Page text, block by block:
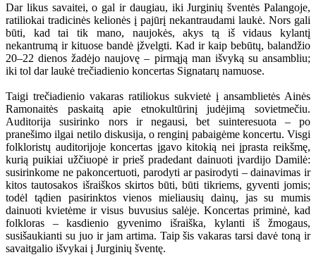
Dar likus savaitei, o gal ir daugiau, iki Jurginių šventės Palangoje,
ratiliokai tradicinės kelionės į pajūrį nekantraudami laukė. Nors gali
būti, kad tai tik mano, naujokės, akys tą iš vidaus kylantį
nekantrumą ir kituose bandė įžvelgti. Kad ir kaip bebūtų, balandžio
20–22 dienos žadėjo naujovę – pirmąją man išvyką su ansambliu;
iki tol dar laukė trečiadienio koncertas Signatarų namuose.
Taigi trečiadienio vakaras ratiliokus sukvietė į ansamblietės Ainės
Ramonaitės paskaitą apie etnokultūrinį judėjimą sovietmečiu.
Auditorija susirinko nors ir negausi, bet suinteresuota – po
pranešimo ilgai netilo diskusija, o renginį pabaigėme koncertu. Visgi
folkloristų auditorijoje koncertas įgavo kitokią nei įprasta reikšmę,
kurią puikiai užčiuopė ir prieš pradedant dainuoti įvardijo Damilė:
susirinkome ne pakoncertuoti, parodyti ar pasirodyti – dainavimas ir
kitos tautosakos išraiškos skirtos būti, būti tikriems, gyventi jomis;
todėl tądien pasirinktos vienos mieliausių dainų, jas su mumis
dainuoti kvietėme ir visus buvusius salėje. Koncertas priminė, kad
folkloras – kasdienio gyvenimo išraiška, kylanti iš žmogaus,
susišaukianti su juo ir jam artima. Taip šis vakaras tarsi davė toną ir
savaitgalio išvykai į Jurginių šventę.